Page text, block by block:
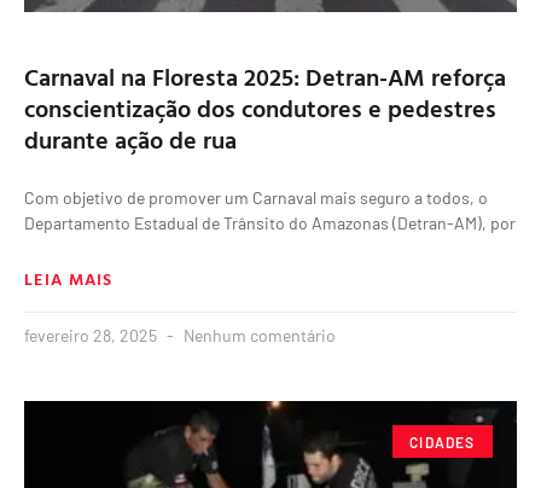
Carnaval na Floresta 2025: Detran-AM reforça
conscientização dos condutores e pedestres
durante ação de rua
Com objetivo de promover um Carnaval mais seguro a todos, o
Departamento Estadual de Trânsito do Amazonas (Detran-AM), por
LEIA MAIS
fevereiro 28, 2025 Nenhum comentário
CIDADES